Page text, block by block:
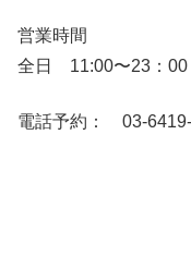
営業時間
全日 11:00〜23：00
電話予約： 03-